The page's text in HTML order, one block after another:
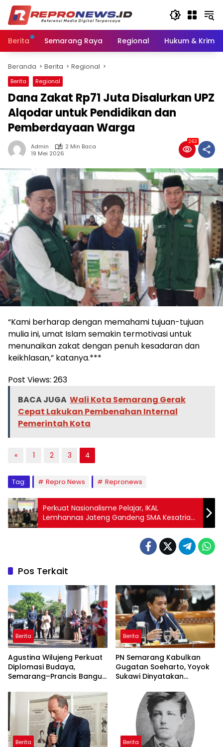
Langsung
konten
Berita
Semarang Raya Regional Hukum &
Beranda Berita Regional
Berita Regional
Dana Zakat Rp71 Juta Disalurkan UPZ
Alqodar untuk Pendidikan dan
Pemberdayaan Warga
Admin
2 Min Baca
19 Mei 2026
263
“Kami berharap dengan memahami tujuan-tujuan
mulia ini, umat Islam semakin termotivasi untuk
menunaikan zakat dengan penuh kesadaran dan
keikhlasan,” katanya.***
Post Views: 263
BACA JUGA Wali Kota Semarang Gerak
Cepat Lakukan Pembenahan Internal
Pemerintah Kota
« 1 2 3 4
Tag: Repro News Repronews
Perkuat Nasionalisme Pelajar, IKAL
Lemhannas Jateng Gandeng SMA Kesatrian
1 Semarang
Pos Terkait
Berita
Agustina Wilujeng Perkuat
Diplomasi Budaya,
Semarang–Prancis Bangun
Jejak Arthur Rimbaud
Berita
PN Semarang Kabulkan
Gugatan Soeharto, Yoyok
Sukawi Dinyatakan
Berita Berita